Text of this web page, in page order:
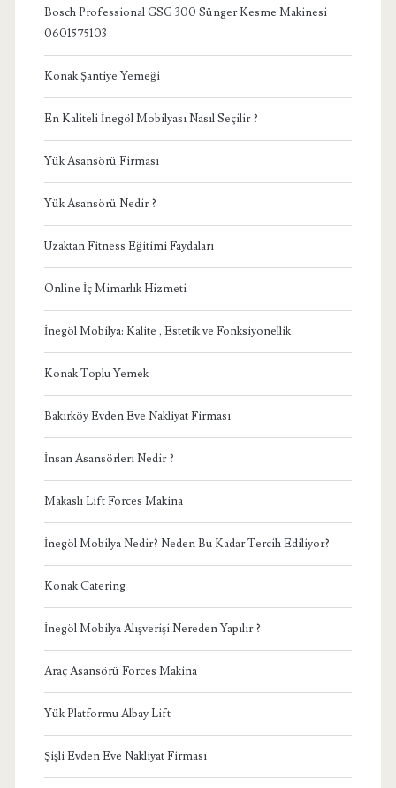
Bosch Professional GSG 300 Sünger Kesme Makinesi
0601575103
Konak Şantiye Yemeği
En Kaliteli İnegöl Mobilyası Nasıl Seçilir ?
Yük Asansörü Firması
Yük Asansörü Nedir ?
Uzaktan Fitness Eğitimi Faydaları
Online İç Mimarlık Hizmeti
İnegöl Mobilya: Kalite , Estetik ve Fonksiyonellik
Konak Toplu Yemek
Bakırköy Evden Eve Nakliyat Firması
İnsan Asansörleri Nedir ?
Makaslı Lift Forces Makina
İnegöl Mobilya Nedir? Neden Bu Kadar Tercih Ediliyor?
Konak Catering
İnegöl Mobilya Alışverişi Nereden Yapılır ?
Araç Asansörü Forces Makina
Yük Platformu Albay Lift
Şişli Evden Eve Nakliyat Firması